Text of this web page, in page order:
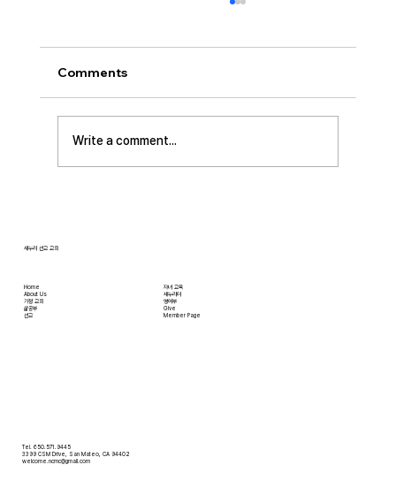
Comments
Write a comment...
Home
About Us
​가정 교회
​삶공부
​선교
자녀 교육
새누리터
영어부
Give
Member Page
Tel. 650.571.9445
3399 CSM Drive, San Mateo, CA 94402
welcome.ncmc@gmail.com
새누리 선교 교회